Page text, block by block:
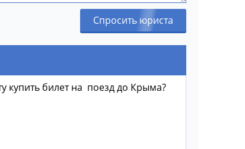
Спросить юриста
купить билет на поезд до Крыма?